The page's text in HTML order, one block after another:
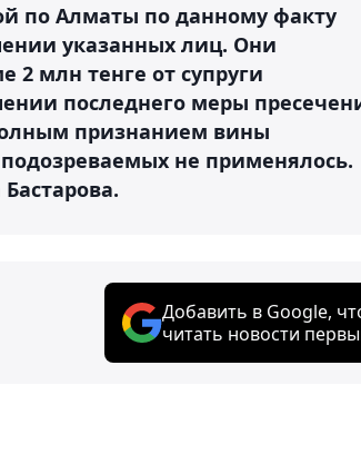
по Алматы по данному факту
указанных лиц. Они
2 млн тенге от супруги
последнего меры
признанием вины
не применялось.
Добавить в Google,
читать новости